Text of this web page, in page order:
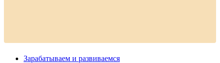
Зарабатываем и развиваемся